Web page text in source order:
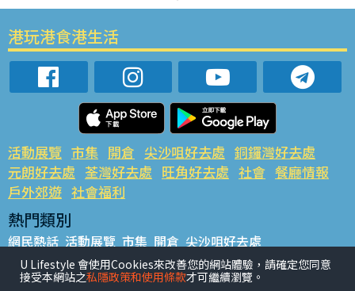
港玩港食港生活
活動展覽 市集 開倉 尖沙咀好去處 銅鑼灣好去處
元朗好去處 荃灣好去處 旺角好去處 社會 餐廳情報
戶外郊遊 社會福利
熱門類別
網民熱話 活動展覽 市集 開倉 尖沙咀好去處
銅鑼灣好去處 元朗好去處 荃灣好去處 旺角好去處 社會
餐廳情報 戶外郊遊
U Lifestyle 會使用Cookies來改善您的網站體驗，請確定您同意
接受本網站之私隱政策和使用條款才可繼續瀏覽。